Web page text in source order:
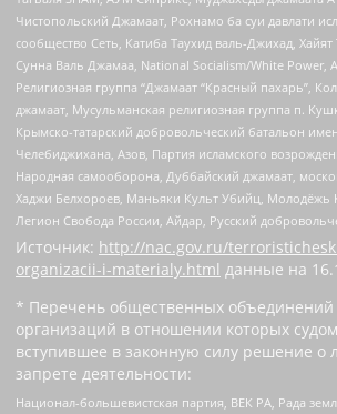
Чистопольский Джамаат, Рохнамо ба суи давлати
сообщество Сеть, Катиба Таухид валь-Джихад,
Сунна Валь Джамаа, National Socialism/White Power,
Религиозная группа “Джамаат “Красный пахарь”,
джамаат, Мусульманская религиозная группа п.
Крымско-татарский добровольческий батальон
Челебиджихана, Азов, Партия исламского
Народная самооборона, Дуббайский джамаат,
Хаджи Белхороев, Маньяки Культ Убийц, Молодёжь
Легион Свобода России, Айдар, Русский
Источник: http://nac.gov.ru/
organizacii-i-materialy.html данные на
* Перечень общественных объединений
организаций в отношении которых
вступившее в законную силу решение о
запрете деятельности:
Национал-большевистская партия, ВЕК РА, Рада